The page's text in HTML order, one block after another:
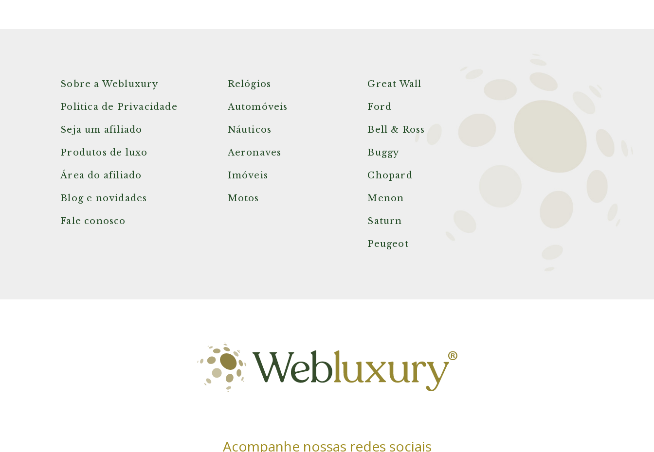
Sobre a Webluxury
Politica de Privacidade
Seja um afiliado
Produtos de luxo
Área do afiliado
Blog e novidades
Fale conosco
Relógios
Automóveis
Náuticos
Aeronaves
Imóveis
Motos
Great Wall
Ford
Bell & Ross
Buggy
Chopard
Menon
Saturn
Peugeot
Acompanhe nossas redes sociais